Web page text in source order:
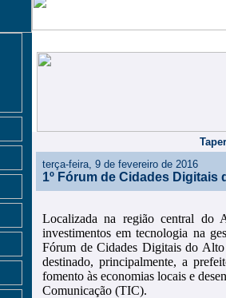
terça-feira, 9 de fevereiro de 2016
1º Fórum de Cidades Digitais
Localizada na região central do
investimentos em tecnologia na
Fórum de Cidades Digitais do
destinado, principalmente, a
fomento às economias locais e
Comunicação (TIC).